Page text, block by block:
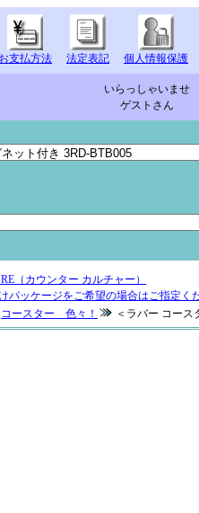
お支払方法 法定表記 個人情報保護
いらっしゃいませ
ゲストさん
（カウンター カルチャー）
ッケージをご希望の場合はご指定く
コースター 色々！ ＜ラバー コー